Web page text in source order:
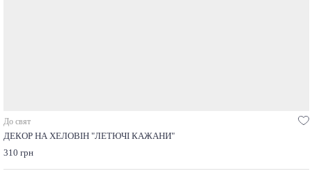
До свят
ДЕКОР НА ХЕЛОВІН "ЛЕТЮЧІ КАЖАНИ"
310 грн